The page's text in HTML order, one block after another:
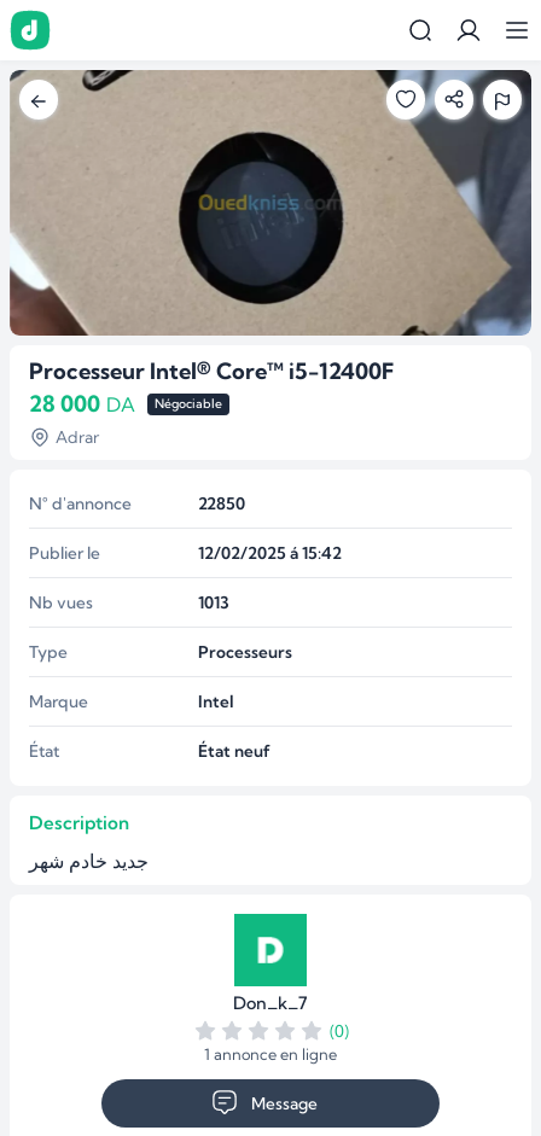
Processeur Intel® Core™ i5-12400F
28 000 DA Négociable
Adrar
N° d'annonce 22850
Publier le 12/02/2025 á 15:42
Nb vues 1013
Type Processeurs
Marque Intel
État État neuf
Description
جديد خادم شهر
Don_k_7
(0)
1 annonce en ligne
Message